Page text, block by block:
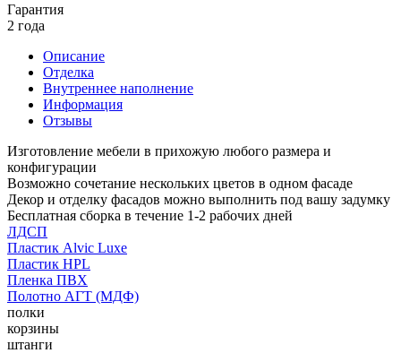
Гарантия
2 года
Описание
Отделка
Внутреннее наполнение
Информация
Отзывы
Изготовление мебели в прихожую любого размера и
конфигурации
Возможно сочетание нескольких цветов в одном фасаде
Декор и отделку фасадов можно выполнить под вашу задумку
Бесплатная сборка в течение 1-2 рабочих дней
ЛДСП
Пластик Alvic Luxe
Пластик HPL
Пленка ПВХ
Полотно АГТ (МДФ)
полки
корзины
штанги